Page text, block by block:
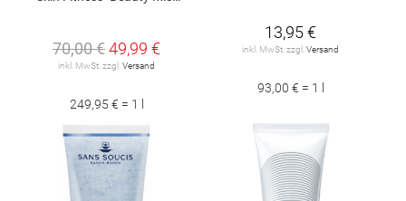
70,00 €49,99 €
inkl. MwSt. zzgl. Versand
249,95 € = 1 l
13,95 €
inkl. MwSt. zzgl. Versand
93,00 € = 1 l